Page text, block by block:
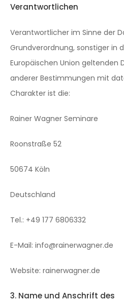
Verantwortlichen
Verantwortlicher im Sinne der
Grundverordnung, sonstiger in
Europäischen Union geltenden
anderer Bestimmungen mit
Charakter ist die:
Rainer Wagner Seminare
Roonstraße 52
50674 Köln
Deutschland
Tel.: +49 177 6806332
E-Mail: info@rainerwagner.de
Website: rainerwagner.de
3. Name und Anschrift des